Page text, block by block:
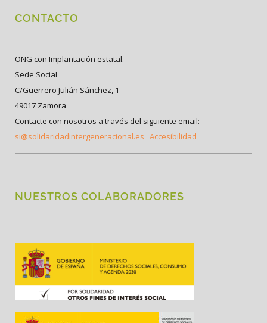
CONTACTO
ONG con Implantación estatal.
Sede Social
C/Guerrero Julián Sánchez, 1
49017 Zamora
Contacte con nosotros a través del siguiente email:
si@solidaridadintergeneracional.es Accesibilidad
NUESTROS COLABORADORES